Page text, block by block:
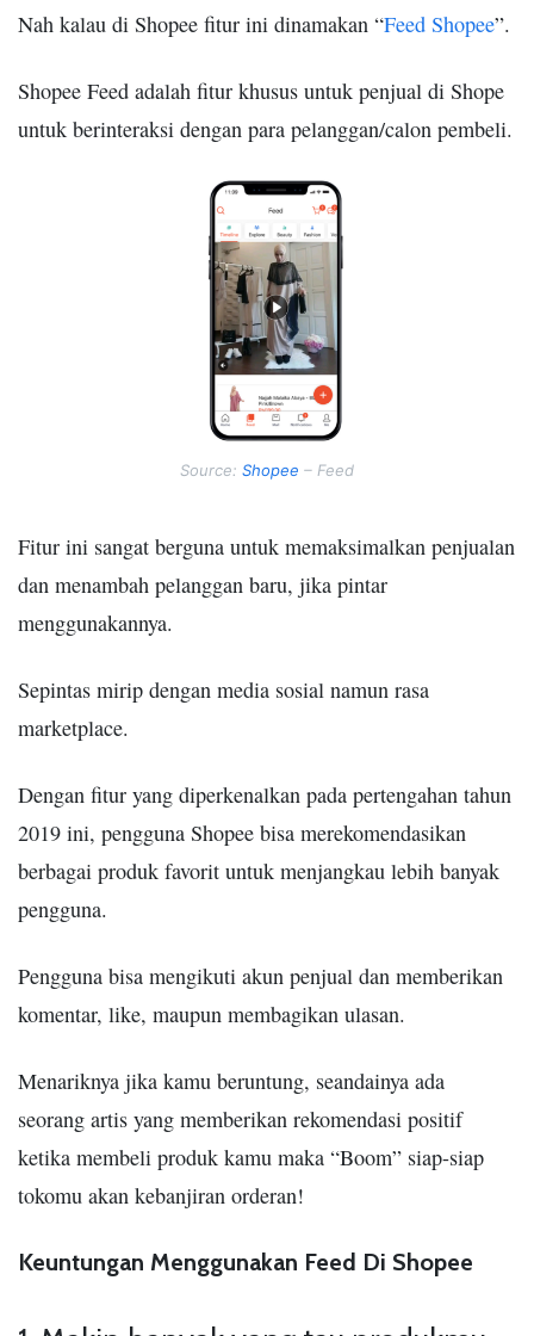
Nah kalau di Shopee fitur ini dinamakan “Feed Shopee”.
Shopee Feed adalah fitur khusus untuk penjual di Shope
untuk berinteraksi dengan para pelanggan/calon pembeli.
Source: Shopee – Feed
Fitur ini sangat berguna untuk memaksimalkan penjualan
dan menambah pelanggan baru, jika pintar
menggunakannya.
Sepintas mirip dengan media sosial namun rasa
marketplace.
Dengan fitur yang diperkenalkan pada pertengahan tahun
2019 ini, pengguna Shopee bisa merekomendasikan
berbagai produk favorit untuk menjangkau lebih banyak
pengguna.
Pengguna bisa mengikuti akun penjual dan memberikan
komentar, like, maupun membagikan ulasan.
Menariknya jika kamu beruntung, seandainya ada
seorang artis yang memberikan rekomendasi positif
ketika membeli produk kamu maka “Boom” siap-siap
tokomu akan kebanjiran orderan!
Keuntungan Menggunakan Feed Di Shopee